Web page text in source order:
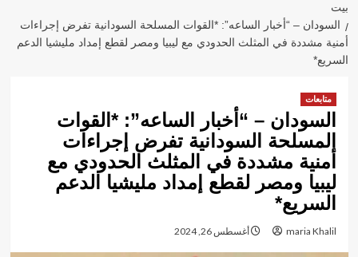
بيت
السودان – “أخبار الساعه”: *القوات المسلحة السودانية تفرض إجراءات
أمنية مشددة في المثلث الحدودي مع ليبيا ومصر لقطع إمداد مليشيا الدعم
السريع*
متابعات
السودان – “أخبار الساعه”: *القوات
المسلحة السودانية تفرض إجراءات
أمنية مشددة في المثلث الحدودي مع
ليبيا ومصر لقطع إمداد مليشيا الدعم
السريع*
maria Khalil أغسطس 26, 2024